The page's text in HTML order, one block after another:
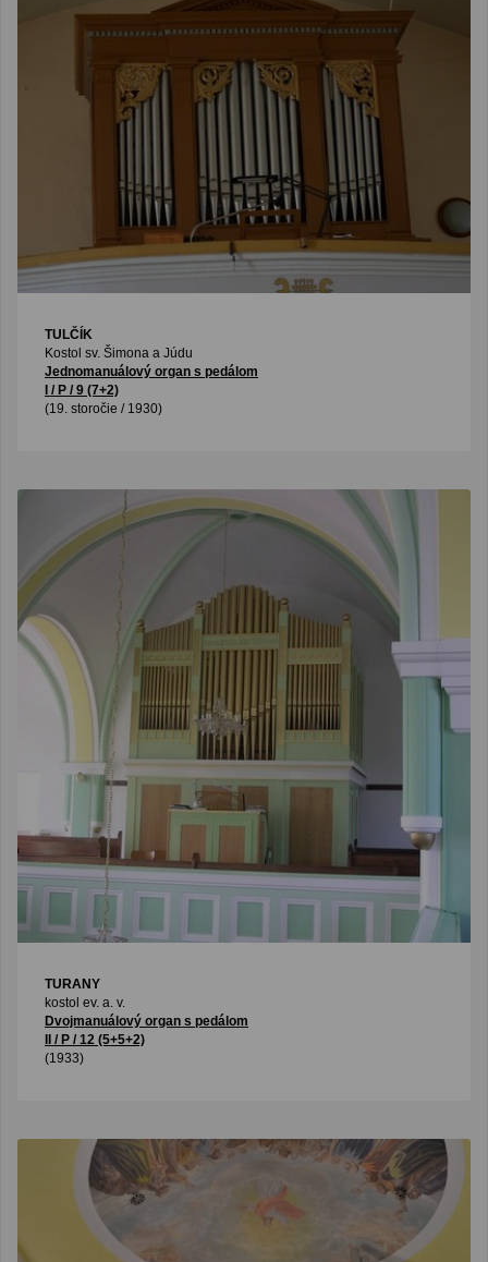
TULČÍK
Kostol sv. Šimona a Júdu
Jednomanuálový organ s pedálom
I / P / 9 (7+2)
(19. storočie / 1930)
TURANY
kostol ev. a. v.
Dvojmanuálový organ s pedálom
II / P / 12 (5+5+2)
(1933)